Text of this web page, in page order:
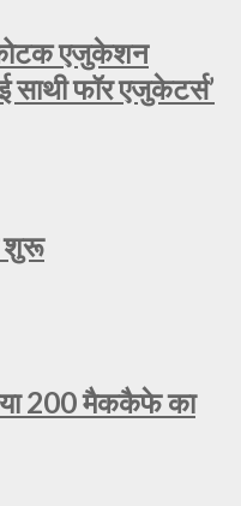
कोटक एजुकेशन
फॉर एजुकेटर्स’
शुरू
200 मैककैफे का